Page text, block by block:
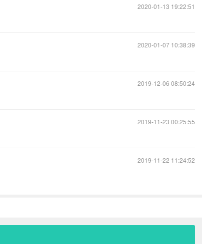
2020-01-13 19:22:51
2020-01-07 10:38:39
2019-12-06 08:50:24
2019-11-23 00:25:55
2019-11-22 11:24:52